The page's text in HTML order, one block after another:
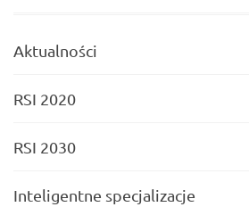
Aktualności
RSI 2020
RSI 2030
Inteligentne specjalizacje